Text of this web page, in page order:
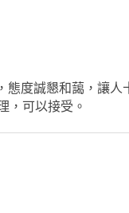
度誠懇和藹，讓
，可以接受。